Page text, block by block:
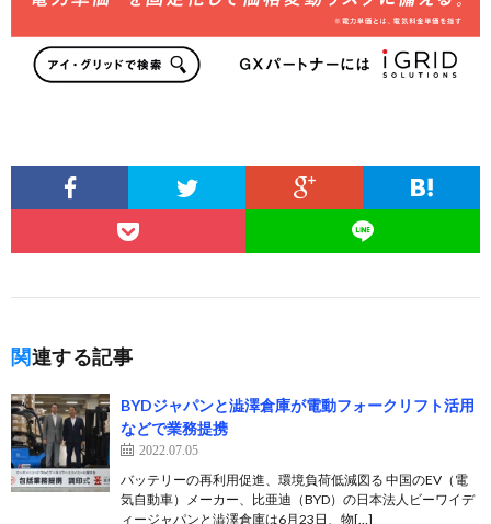
関連する記事
BYDジャパンと澁澤倉庫が電動フォークリフト活用
などで業務提携
2022.07.05
バッテリーの再利用促進、環境負荷低減図る 中国のEV（電
気自動車）メーカー、比亜迪（BYD）の日本法人ビーワイデ
ィージャパンと澁澤倉庫は6月23日、物[…]